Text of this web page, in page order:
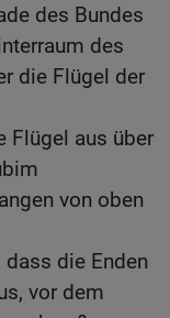
des Bundes
des
die Flügel der
Flügel aus über
von oben
die Enden
vor dem